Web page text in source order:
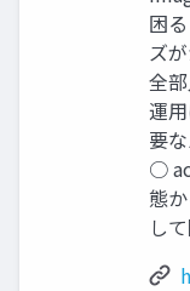
困
ズ
全
運
要
○
態
し